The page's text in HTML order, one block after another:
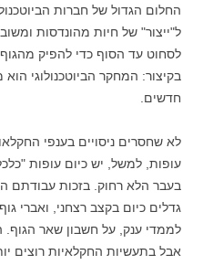
החלום הגדול של חברות
ל"ייצור" של חיות מהונדסות
לסחוט עד הסוף כדי להפיק
בקיצור: המחקר הביוטכנולוגי
חדשים.
לא שחסרים ניסויים בענפי
עופות, למשל, יש כיום עופות
בעבר הלא רחוק. בזכות עבודתם
גדלים כיום בקצב רצחני, ואברי
לממדי ענק, על חשבון שאר הגוף.
אבל בתעשיות החקלאיות רוצים